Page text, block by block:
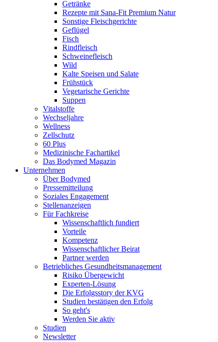
Getränke
Rezepte mit Sana-Fit Premium Natur
Sonstige Fleischgerichte
Geflügel
Fisch
Rindfleisch
Schweinefleisch
Wild
Kalte Speisen und Salate
Frühstück
Vegetarische Gerichte
Suppen
Vitalstoffe
Wechseljahre
Wellness
Zellschutz
60 Plus
Medizinische Fachartikel
Das Bodymed Magazin
Unternehmen
Über Bodymed
Pressemitteilung
Soziales Engagement
Stellenanzeigen
Für Fachkreise
Wissenschaftlich fundiert
Vorteile
Kompetenz
Wissenschaftlicher Beirat
Partner werden
Betriebliches Gesundheitsmanagement
Risiko Übergewicht
Experten-Lösung
Die Erfolgsstory der KVG
Studien bestätigen den Erfolg
So geht's
Werden Sie aktiv
Studien
Newsletter